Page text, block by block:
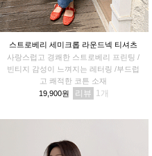
스트로베리 세미크롭 라운드넥 티셔츠
사랑스럽고 경쾌한 스트로베리 프린팅 /
빈티지 감성이 느껴지는 레터링 /부드럽
고 쾌적한 코튼 소재
19,900원
리뷰 1